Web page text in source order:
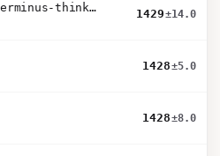
deepseek-v3.1-terminus-thinking
1429±14.0
1428±5.0
1428±8.0